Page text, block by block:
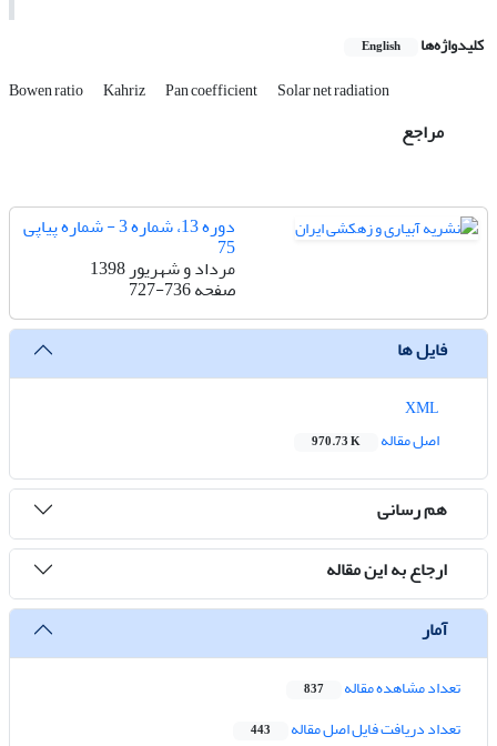
کلیدواژه‌ها English
Bowen ratio Kahriz Pan coefficient Solar net radiation
مراجع
دوره 13، شماره 3 - شماره پیاپی
75
مرداد و شهریور 1398
صفحه727-736
فایل ها
اصل مقاله
970.73 K
هم رسانی
ارجاع به این مقاله
آمار
تعداد مشاهده مقاله 837
تعداد دریافت فایل اصل مقاله 443